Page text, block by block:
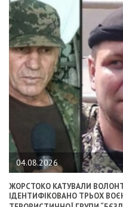
04.08.2026
ЖОРСТОКО КАТУВАЛИ
ІДЕНТИФІКОВАНО ТРЬОХ